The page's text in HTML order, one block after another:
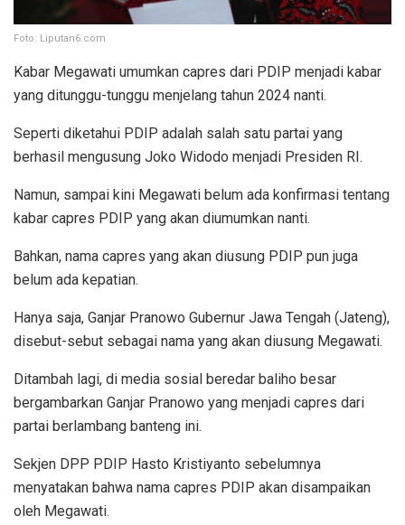
Foto: Liputan6.com
Kabar Megawati umumkan capres dari PDIP menjadi kabar
yang ditunggu-tunggu menjelang tahun 2024 nanti.
Seperti diketahui PDIP adalah salah satu partai yang
berhasil mengusung Joko Widodo menjadi Presiden RI.
Namun, sampai kini Megawati belum ada konfirmasi tentang
kabar capres PDIP yang akan diumumkan nanti.
Bahkan, nama capres yang akan diusung PDIP pun juga
belum ada kepatian.
Hanya saja, Ganjar Pranowo Gubernur Jawa Tengah (Jateng),
disebut-sebut sebagai nama yang akan diusung Megawati.
Ditambah lagi, di media sosial beredar baliho besar
bergambarkan Ganjar Pranowo yang menjadi capres dari
partai berlambang banteng ini.
Sekjen DPP PDIP Hasto Kristiyanto sebelumnya
menyatakan bahwa nama capres PDIP akan disampaikan
oleh Megawati.